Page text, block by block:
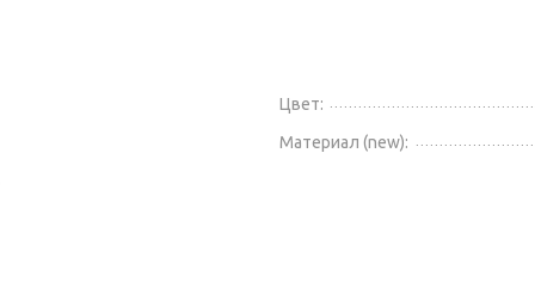
Цвет:
Материал (new):